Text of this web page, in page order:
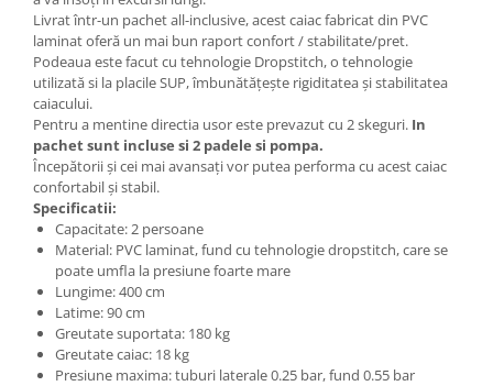
Livrat într-un pachet all-inclusive, acest caiac fabricat din PVC
laminat oferă un mai bun raport confort / stabilitate/pret.
Podeaua este facut cu tehnologie Dropstitch, o tehnologie
utilizată si la placile SUP, îmbunătățește rigiditatea și stabilitatea
caiacului.
Pentru a mentine directia usor este prevazut cu 2 skeguri. In
pachet sunt incluse si 2 padele si pompa.
Începătorii și cei mai avansați vor putea performa cu acest caiac
confortabil și stabil.
Specificatii:
Capacitate: 2 persoane
Material: PVC laminat, fund cu tehnologie dropstitch, care se
poate umfla la presiune foarte mare
Lungime: 400 cm
Latime: 90 cm
Greutate suportata: 180 kg
Greutate caiac: 18 kg
Presiune maxima: tuburi laterale 0.25 bar, fund 0.55 bar